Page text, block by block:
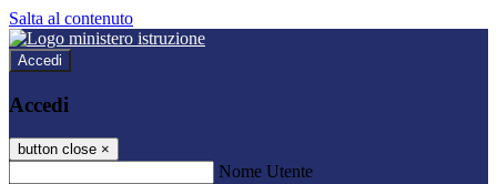
Salta al contenuto
Accedi
Accedi
button close ×
Nome Utente